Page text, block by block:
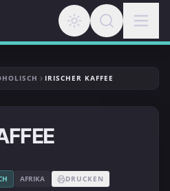
IRISCHER KAFFEE
AFRIKA
DRUCKEN